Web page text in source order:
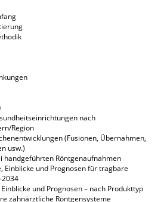
nach
Region
(Fusionen, Übernahmen,
usw.)
handgeführten Röntgenaufnahmen
Einblicke und Prognosen für tragbare
und Prognosen – nach Produkttyp
zahnärztliche Röntgensysteme